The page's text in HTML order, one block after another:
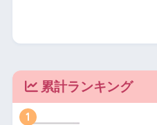
累計ランキング
1